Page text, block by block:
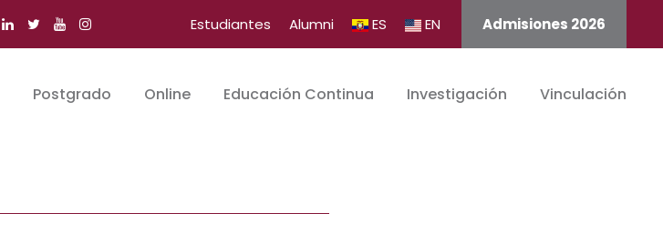
Estudiantes Alumni ES EN Admisiones 2026
Postgrado Online Educación Continua Investigación Vinculación